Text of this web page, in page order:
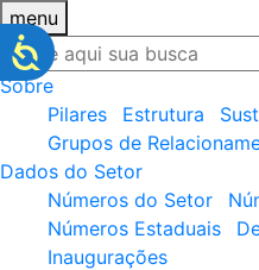
menu
Sobre
Pilares
Estrutura
Grupos de
Dados do Setor
Números do Setor
Números Estaduais
Inaugurações